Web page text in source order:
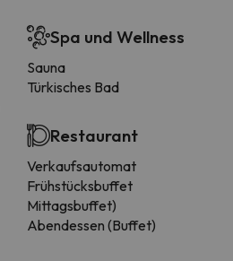
Spa und Wellness
Sauna
Türkisches Bad
Restaurant
Verkaufsautomat
Frühstücksbuffet
Mittagsbuffet)
Abendessen (Buffet)